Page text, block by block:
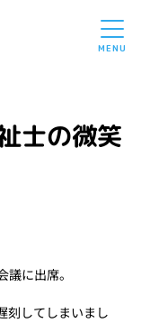
士の微笑
に出席。
刻してしまいまし